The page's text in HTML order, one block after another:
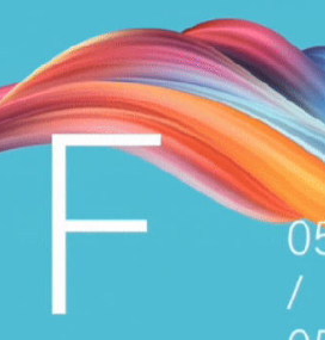
斥裁決「不公」
找到 共3人遇難
WorkBuddy AI分享會舉行
看」——慶祝中國共產黨成立105